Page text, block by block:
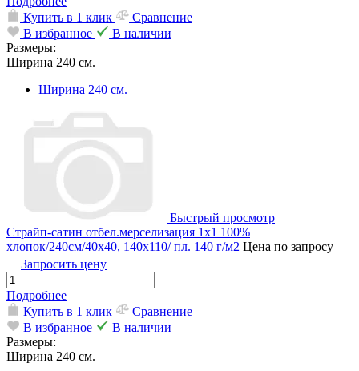
Купить в 1 клик
Сравнение
В избранное
В наличии
Размеры:
Ширина 240 см.
Ширина 240 см.
Быстрый просмотр
Страйп-сатин отбел.мерселизация 1х1 100%
хлопок/240см/40х40, 140х110/ пл. 140 г/м2 Цена по запросу
Запросить цену
Подробнее
Купить в 1 клик
Сравнение
В избранное
В наличии
Размеры:
Ширина 240 см.